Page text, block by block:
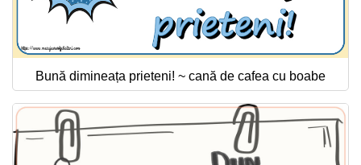
Bună dimineața prieteni! ~ cană de cafea cu boabe